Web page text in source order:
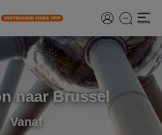
naar Brussel
Vanaf